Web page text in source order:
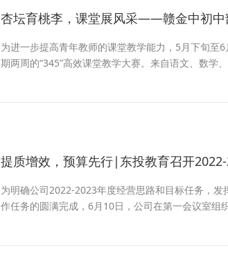
杏坛育桃李，课堂展风采——赣金中初中
为进一步提高青年教师的课堂教学能力，5月下旬至
期两周的“345”高效课堂教学大赛。来自语文、数学
提质增效，预算先行|东投教育召开
为明确公司2022-2023年度经营思路和目标任务，
作任务的圆满完成，6月10日，公司在第一会议室组